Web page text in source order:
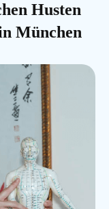
Husten
München